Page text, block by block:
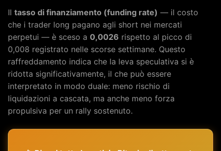
Il tasso di finanziamento (funding rate) — il costo
che i trader long pagano agli short nei mercati
perpetui — è sceso a 0,0026 rispetto al picco di
0,008 registrato nelle scorse settimane. Questo
raffreddamento indica che la leva speculativa si è
ridotta significativamente, il che può essere
interpretato in modo duale: meno rischio di
liquidazioni a cascata, ma anche meno forza
propulsiva per un rally sostenuto.